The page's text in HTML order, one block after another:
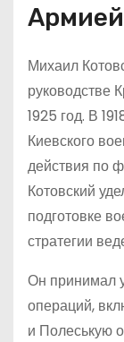
Армией
Михаил
руководстве
1925 год. В
Киевского
действия по
Котовский
подготовке
стратегии
Он принимал
операций,
и Полеськую